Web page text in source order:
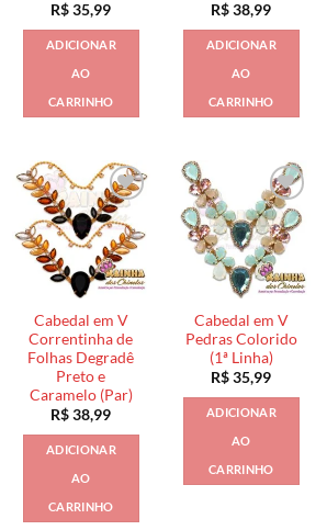
R$35,99
ADICIONAR
AO
CARRINHO
R$38,99
ADICIONAR
AO
CARRINHO
Cabedal em V
Correntinha de
Folhas Degradê
Preto e
Caramelo (Par)
R$38,99
ADICIONAR
AO
CARRINHO
Cabedal em V
Pedras Colorido
(1ª Linha)
R$35,99
ADICIONAR
AO
CARRINHO